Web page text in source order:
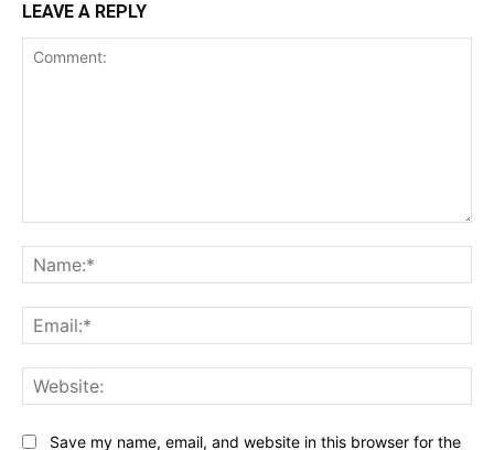
LEAVE A REPLY
Save my name, email, and website in this browser for the